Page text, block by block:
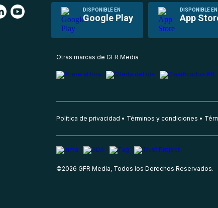
DISPONIBLE EN
Google Play
DISPONIBLE EN
App
Otras marcas de GFR Media
Política de privacidad Términos y condiciones
©2026 GFR Media, Todos los Derechos Reservados.